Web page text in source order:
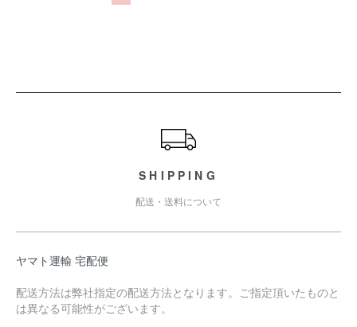
SHIPPING
配送・送料について
ヤマト運輸 宅配便
配送方法は弊社指定の配送方法となります。ご指定頂いたものと
は異なる可能性がございます。